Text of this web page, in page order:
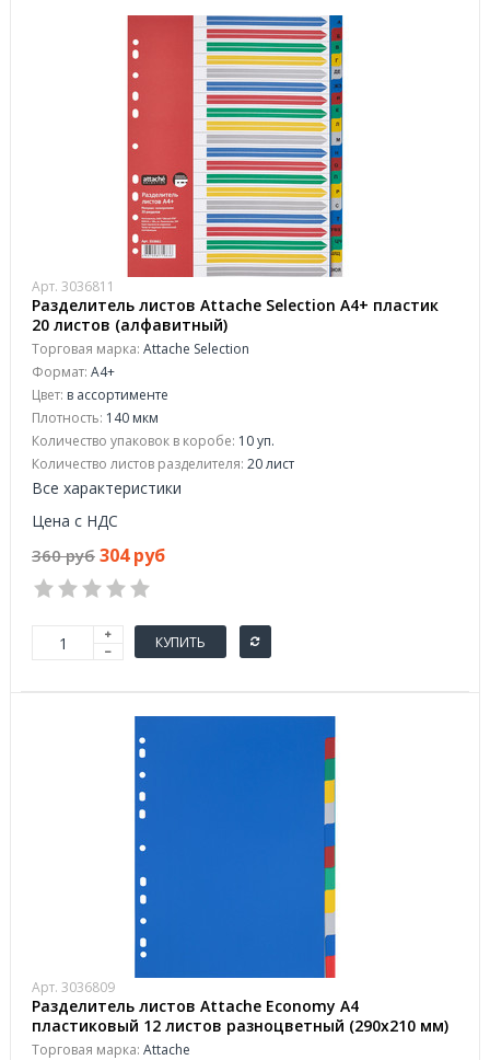
Арт. 3036811
Разделитель листов Attache Selection A4+ пластик
20 листов (алфавитный)
Торговая марка: Attache Selection
Формат: A4+
Цвет: в ассортименте
Плотность: 140 мкм
Количество упаковок в коробе: 10 уп.
Количество листов разделителя: 20 лист
Все характеристики
Цена с НДС
360 руб 304 руб
КУПИТЬ
Арт. 3036809
Разделитель листов Attache Economy А4
пластиковый 12 листов разноцветный (290х210 мм)
Торговая марка: Attache